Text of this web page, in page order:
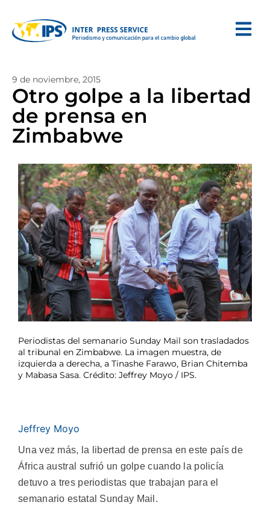
9 de noviembre, 2015
Otro golpe a la libertad
de prensa en
Zimbabwe
Periodistas del semanario Sunday Mail son trasladados
al tribunal en Zimbabwe. La imagen muestra, de
izquierda a derecha, a Tinashe Farawo, Brian Chitemba
y Mabasa Sasa. Crédito: Jeffrey Moyo / IPS.
Jeffrey Moyo
Una vez más, la libertad de prensa en este país de
África austral sufrió un golpe cuando la policía
detuvo a tres periodistas que trabajan para el
semanario estatal Sunday Mail.